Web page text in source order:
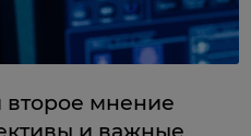
второе мнение
и важные